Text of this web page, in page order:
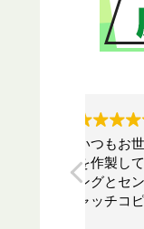
お願
ちら
トの
た！